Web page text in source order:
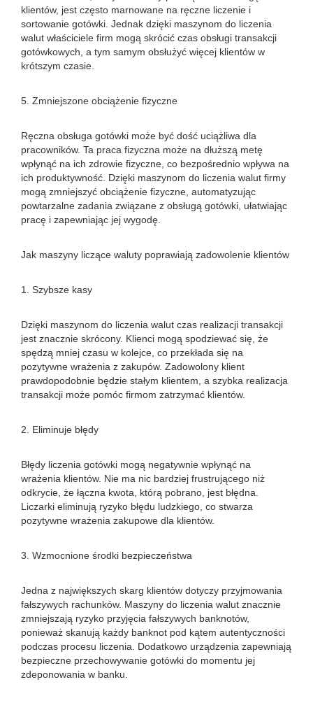
klientów, jest często marnowane na ręczne liczenie i
sortowanie gotówki. Jednak dzięki maszynom do liczenia
walut właściciele firm mogą skrócić czas obsługi transakcji
gotówkowych, a tym samym obsłużyć więcej klientów w
krótszym czasie.
5. Zmniejszone obciążenie fizyczne
Ręczna obsługa gotówki może być dość uciążliwa dla
pracowników. Ta praca fizyczna może na dłuższą metę
wpłynąć na ich zdrowie fizyczne, co bezpośrednio wpływa na
ich produktywność. Dzięki maszynom do liczenia walut firmy
mogą zmniejszyć obciążenie fizyczne, automatyzując
powtarzalne zadania związane z obsługą gotówki, ułatwiając
pracę i zapewniając jej wygodę.
Jak maszyny liczące waluty poprawiają zadowolenie klientów
1. Szybsze kasy
Dzięki maszynom do liczenia walut czas realizacji transakcji
jest znacznie skrócony. Klienci mogą spodziewać się, że
spędzą mniej czasu w kolejce, co przekłada się na
pozytywne wrażenia z zakupów. Zadowolony klient
prawdopodobnie będzie stałym klientem, a szybka realizacja
transakcji może pomóc firmom zatrzymać klientów.
2. Eliminuje błędy
Błędy liczenia gotówki mogą negatywnie wpłynąć na
wrażenia klientów. Nie ma nic bardziej frustrującego niż
odkrycie, że łączna kwota, którą pobrano, jest błędna.
Liczarki eliminują ryzyko błędu ludzkiego, co stwarza
pozytywne wrażenia zakupowe dla klientów.
3. Wzmocnione środki bezpieczeństwa
Jedna z największych skarg klientów dotyczy przyjmowania
fałszywych rachunków. Maszyny do liczenia walut znacznie
zmniejszają ryzyko przyjęcia fałszywych banknotów,
ponieważ skanują każdy banknot pod kątem autentyczności
podczas procesu liczenia. Dodatkowo urządzenia zapewniają
bezpieczne przechowywanie gotówki do momentu jej
zdeponowania w banku.